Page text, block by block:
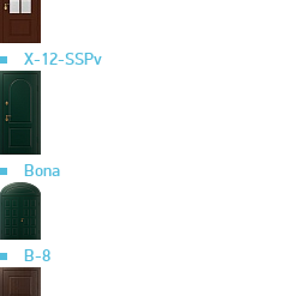
X-12-SSPv
Bona
B-8